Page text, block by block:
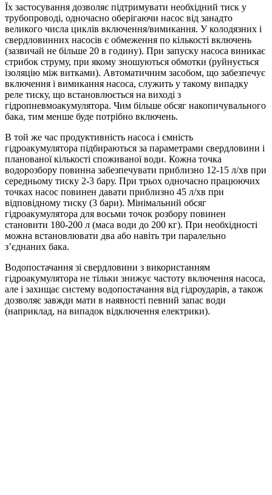
Їх застосування дозволяє підтримувати необхідний тиск у
трубопроводі, одночасно оберігаючи насос від занадто
великого числа циклів включення/вимикання. У колодязних і
свердловинних насосів є обмеження по кількості включень
(зазвичай не більше 20 в годину). При запуску насоса виникає
стрибок струму, при якому зношуються обмотки (руйнується
ізоляцію між витками). Автоматичним засобом, що забезпечує
включення і вимикання насоса, служить у такому випадку
реле тиску, що встановлюється на виході з
гідропневмоакумулятора. Чим більше обсяг накопичувального
бака, тим менше буде потрібно включень.
В той же час продуктивність насоса і ємність
гідроакумулятора підбираються за параметрами свердловини і
планованої кількості споживаної води. Кожна точка
водорозбору повинна забезпечувати приблизно 12-15 л/хв при
середньому тиску 2-3 бару. При трьох одночасно працюючих
точках насос повинен давати приблизно 45 л/хв при
відповідному тиску (3 бари). Мінімальний обсяг
гідроакумулятора для восьми точок розбору повинен
становити 180-200 л (маса води до 200 кг). При необхідності
можна встановлювати два або навіть три паралельно
з’єднаних бака.
Водопостачання зі свердловини з використанням
гідроакумулятора не тільки знижує частоту включення насоса,
але і захищає систему водопостачання від гідроударів, а також
дозволяє завжди мати в наявності певний запас води
(наприклад, на випадок відключення електрики).